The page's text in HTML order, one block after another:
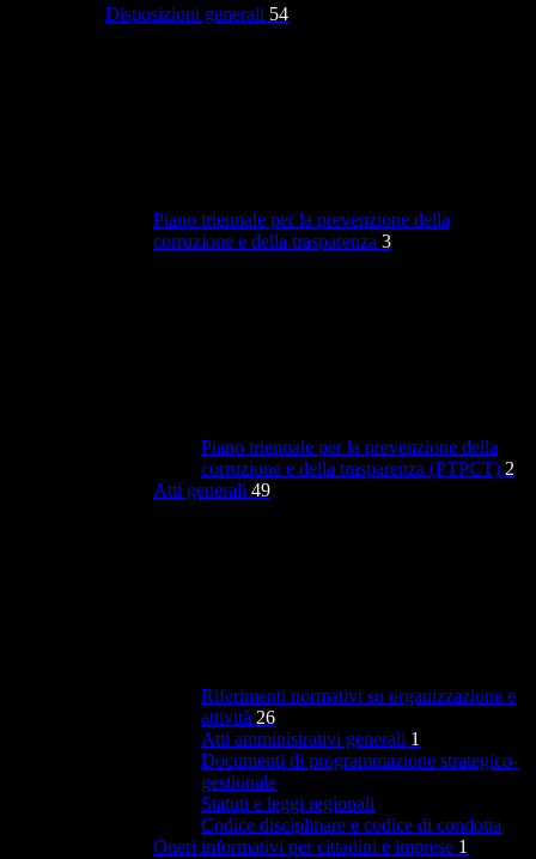
Disposizioni generali 54
Piano triennale per la prevenzione della
corruzione e della trasparenza 3
Piano triennale per la prevenzione della
corruzione e della trasparenza (PTPCT) 2
Atti generali 49
Riferimenti normativi su organizzazione e
attività 26
Atti amministrativi generali 1
Documenti di programmazione strategico-
gestionale
Statuti e leggi regionali
Codice disciplinare e codice di condotta
Oneri informativi per cittadini e imprese 1